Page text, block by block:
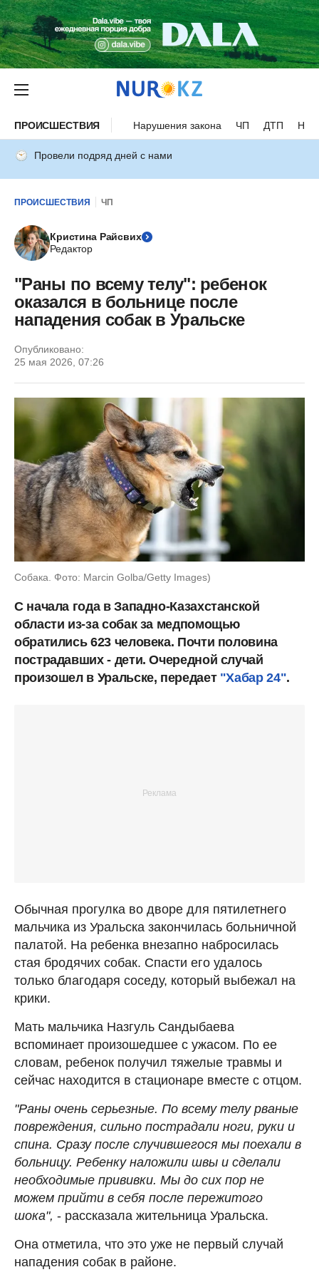
ПРОИСШЕСТВИЯ Нарушения закона ЧП ДТП
Провели подряд дней с нами
ПРОИСШЕСТВИЯ ЧП
Кристина Райсвих
Редактор
"Раны по всему телу": ребенок
оказался в больнице после
нападения собак в Уральске
Опубликовано:
25 мая 2026, 07:26
Собака. Фото: Marcin Golba/Getty Images)
С начала года в Западно-Казахстанской
области из-за собак за медпомощью
обратились 623 человека. Почти половина
пострадавших - дети. Очередной случай
произошел в Уральске, передает "Хабар 24".
Обычная прогулка во дворе для пятилетнего
мальчика из Уральска закончилась больничной
палатой. На ребенка внезапно набросилась
стая бродячих собак. Спасти его удалось
только благодаря соседу, который выбежал на
крики.
Мать мальчика Назгуль Сандыбаева
вспоминает произошедшее с ужасом. По ее
словам, ребенок получил тяжелые травмы и
сейчас находится в стационаре вместе с отцом.
"Раны очень серьезные. По всему телу рваные
повреждения, сильно пострадали ноги, руки и
спина. Сразу после случившегося мы поехали в
больницу. Ребенку наложили швы и сделали
необходимые прививки. Мы до сих пор не
можем прийти в себя после пережитого
шока", - рассказала жительница Уральска.
Она отметила, что это уже не первый случай
нападения собак в районе.